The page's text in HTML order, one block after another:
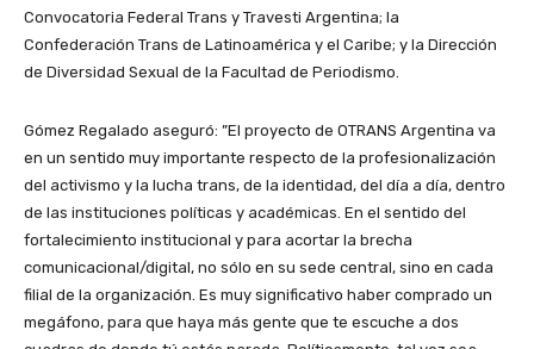
Convocatoria Federal Trans y Travesti Argentina; la
Confederación Trans de Latinoamérica y el Caribe; y la Dirección
de Diversidad Sexual de la Facultad de Periodismo.
Gómez Regalado aseguró: ”El proyecto de OTRANS Argentina va
en un sentido muy importante respecto de la profesionalización
del activismo y la lucha trans, de la identidad, del día a día, dentro
de las instituciones políticas y académicas. En el sentido del
fortalecimiento institucional y para acortar la brecha
comunicacional/digital, no sólo en su sede central, sino en cada
filial de la organización. Es muy significativo haber comprado un
megáfono, para que haya más gente que te escuche a dos